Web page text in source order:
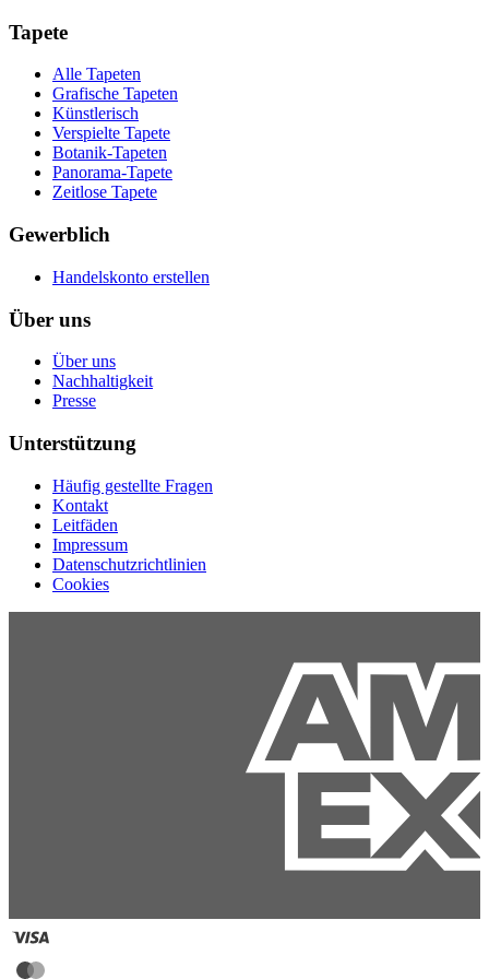
Tapete
Alle Tapeten
Grafische Tapeten
Künstlerisch
Verspielte Tapete
Botanik-Tapeten
Panorama-Tapete
Zeitlose Tapete
Gewerblich
Handelskonto erstellen
Über uns
Über uns
Nachhaltigkeit
Presse
Unterstützung
Häufig gestellte Fragen
Kontakt
Leitfäden
Impressum
Datenschutzrichtlinien
Cookies